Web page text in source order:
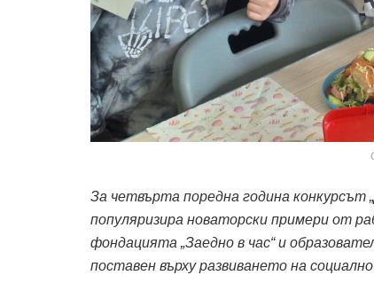
За четвърта поредна година конкурсът
популяризира новаторски примери от
фондацията „Заедно в час“ и
поставен върху развиването на